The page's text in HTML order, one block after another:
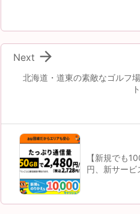
北海道・道東の素敵なゴルフ

Next
【新規でも
円、新サー